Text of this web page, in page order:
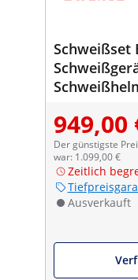
Schweißset
949,00
Der günstigste
war: 1.099,00 €
Zeitlich
Ausverkauft